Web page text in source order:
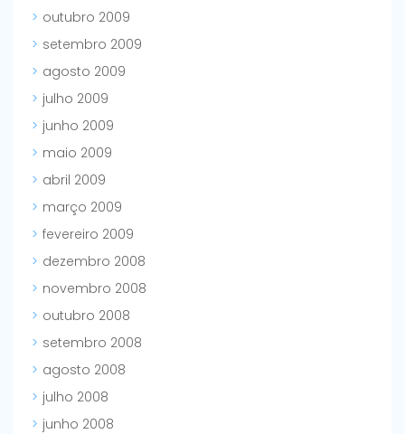
outubro 2009
setembro 2009
agosto 2009
julho 2009
junho 2009
maio 2009
abril 2009
março 2009
fevereiro 2009
dezembro 2008
novembro 2008
outubro 2008
setembro 2008
agosto 2008
julho 2008
junho 2008